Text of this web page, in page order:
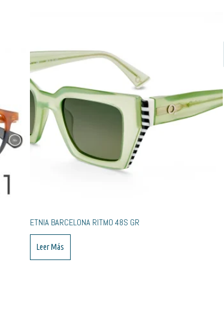
ETNIA BARCELONA RITMO 48S GR
Leer Más